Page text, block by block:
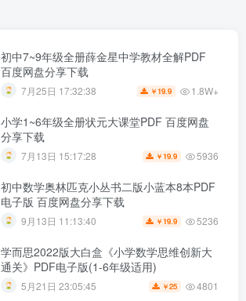
初中7~9年级全册薛金星中学教材全解PDF
百度网盘分享下载
7月25日 17:32:38 ￥ 19.9 1.8W+
小学1~6年级全册状元大课堂PDF 百度网盘
分享下载
7月13日 15:17:28 ￥ 19.9 5936
初中数学奥林匹克小丛书二版小蓝本8本PDF
电子版 百度网盘分享下载
9月13日 11:13:40 ￥ 19.9 5236
学而思2022版大白盒《小学数学思维创新大
通关》PDF电子版(1-6年级适用)
5月21日 23:05:45 ￥25 4801